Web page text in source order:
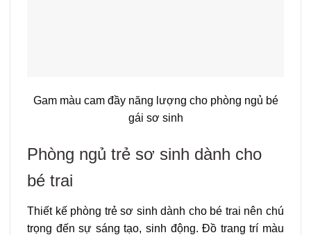
Gam màu cam đầy năng lượng cho phòng ngủ bé
gái sơ sinh
Phòng ngủ trẻ sơ sinh dành cho
bé trai
Thiết kế phòng trẻ sơ sinh dành cho bé trai nên chú
trọng đến sự sáng tạo, sinh động. Đồ trang trí màu